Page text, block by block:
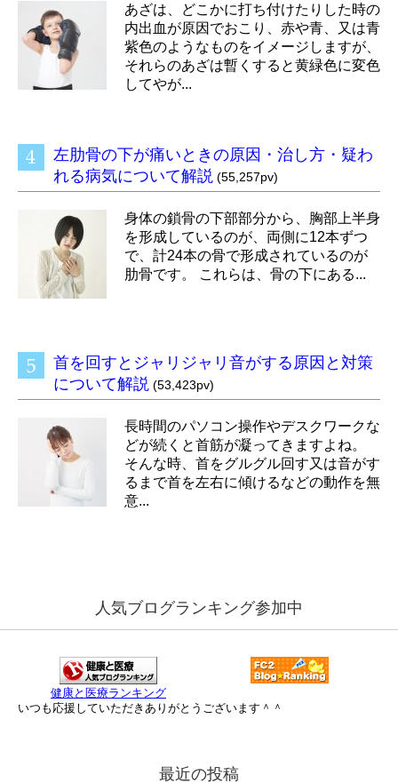
あざは、どこかに打ち付けたりした時の
内出血が原因でおこり、赤や青、又は青
紫色のようなものをイメージしますが、
それらのあざは暫くすると黄緑色に変色
してやが...
左肋骨の下が痛いときの原因・治し方・疑わ
れる病気について解説 (55,257pv)
身体の鎖骨の下部部分から、胸部上半身
を形成しているのが、両側に12本ずつ
で、計24本の骨で形成されているのが
肋骨です。 これらは、骨の下にある...
首を回すとジャリジャリ音がする原因と対策
について解説 (53,423pv)
長時間のパソコン操作やデスクワークな
どが続くと首筋が凝ってきますよね。
そんな時、首をグルグル回す又は音がす
るまで首を左右に傾けるなどの動作を無
意...
人気ブログランキング参加中
健康と医療ランキング
いつも応援していただきありがとうございます＾＾
最近の投稿